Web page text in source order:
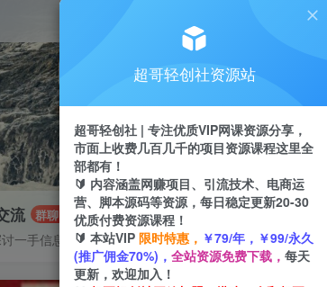
剪辑 电商 小红书
流 群聊
一手信息差
推广赚钱
推广返佣
超哥轻创社资源站
超哥轻创社 | 专注优质VIP网课资源分享，
市面上收费几百几千的项目资源课程这里全
部都有！
🔰 内容涵盖网赚项目、引流技术、电商运
营、脚本源码等资源，每日稳定更新20-30
优质付费资源课程！
🔰 本站VIP 限时特惠， ￥79/年，￥99/永久
(推广佣金70%)， 全站资源免费下载， 每天
更新，欢迎加入！